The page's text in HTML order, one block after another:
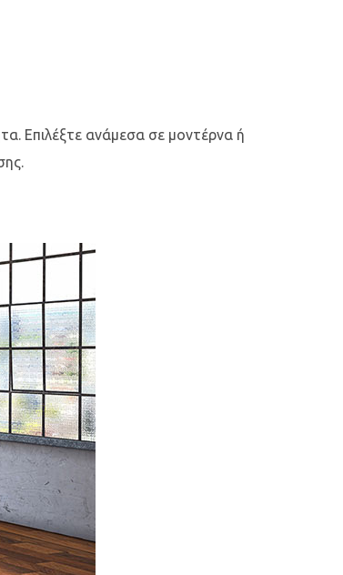
Επιλέξτε ανάμεσα σε μοντέρνα ή